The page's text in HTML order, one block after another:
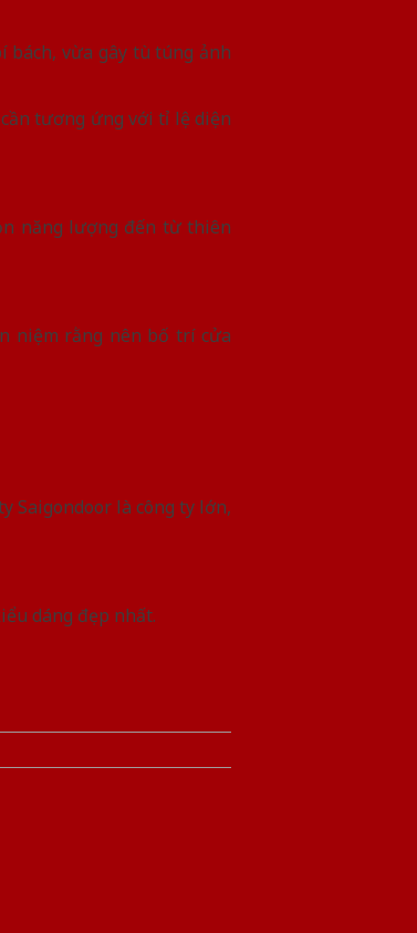
vừa gây tù túng ảnh
tương ứng với tỉ lệ diện
năng lượng đến từ thiên
niệm rằng nên bố trí cửa
Saigondoor là công ty lớn,
dáng đẹp nhất.